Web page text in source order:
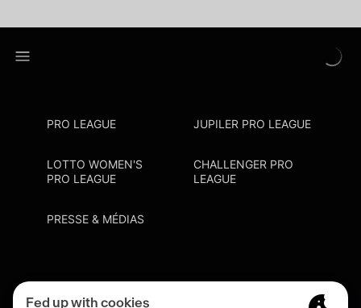
PRO LEAGUE JUPILER PRO LEAGUE
LOTTO WOMEN'S
PRO LEAGUE
CHALLENGER PRO
LEAGUE
PRESSE & MÉDIAS